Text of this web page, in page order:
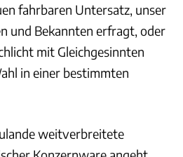
fahrbaren Untersatz, unser
und Bekannten erfragt, oder
mit Gleichgesinnten
in einer bestimmten
weitverbreitete